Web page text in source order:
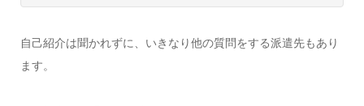
自己紹介は聞かれずに、いきなり他の質問をする派遣先もあり
ます。